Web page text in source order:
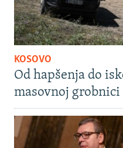
KOSOVO
Od hapšenja do
masovnoj